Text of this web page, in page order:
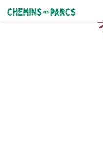
Chemins des Parcs